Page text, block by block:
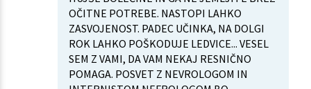
OČITNE POTREBE. NASTOPI LAHKO
ZASVOJENOST. PADEC UČINKA, NA DOLGI
ROK LAHKO POŠKODUJE LEDVICE... VESEL
SEM Z VAMI, DA VAM NEKAJ RESNIČNO
POMAGA. POSVET Z NEVROLOGOM IN